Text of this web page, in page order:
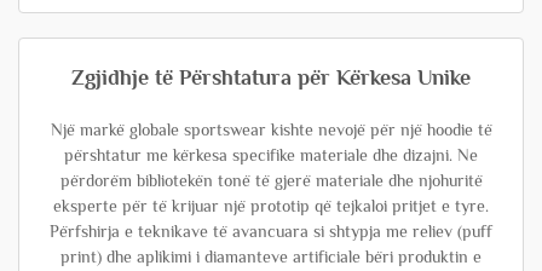
Zgjidhje të Përshtatura për Kërkesa Unike
Një markë globale sportswear kishte nevojë për një hoodie të
përshtatur me kërkesa specifike materiale dhe dizajni. Ne
përdorëm bibliotekën tonë të gjerë materiale dhe njohuritë
eksperte për të krijuar një prototip që tejkaloi pritjet e tyre.
Përfshirja e teknikave të avancuara si shtypja me reliev (puff
print) dhe aplikimi i diamanteve artificiale bëri produktin e